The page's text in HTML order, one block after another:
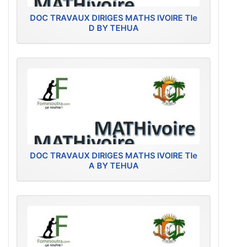
DOC TRAVAUX DIRIGES MATHS IVOIRE Tle
D BY TEHUA
DOC TRAVAUX DIRIGES MATHS IVOIRE Tle
A BY TEHUA